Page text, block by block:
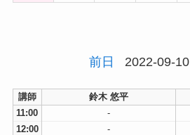
前日 2022-09-10
講師 鈴木 悠平
11:00
-
12:00
-